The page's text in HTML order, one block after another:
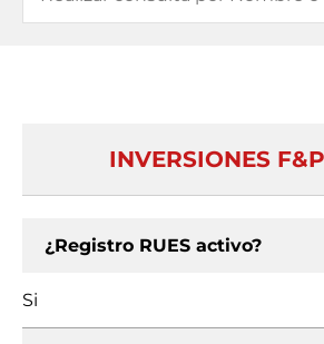
INVERSIONES
¿Registro RUES activo?
Si